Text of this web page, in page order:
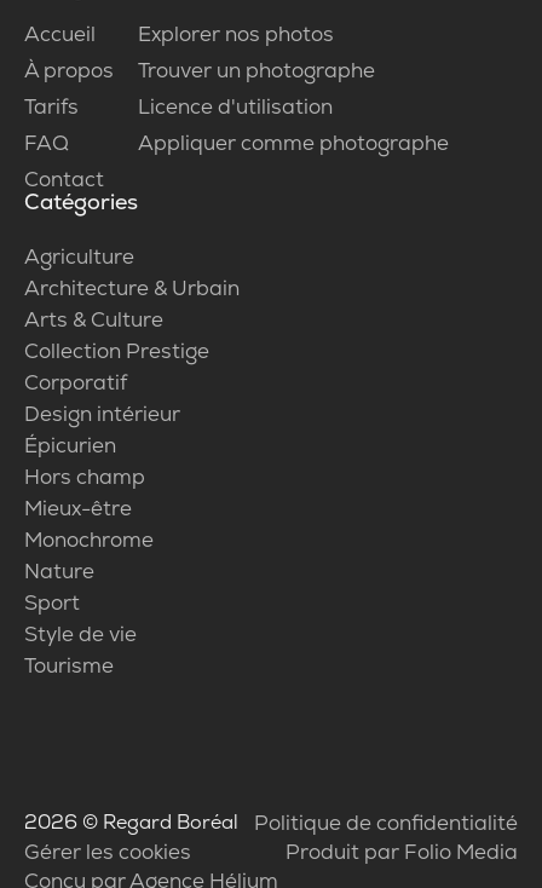
Accueil
À propos
Tarifs
FAQ
Contact
Explorer nos photos
Trouver un photographe
Licence d'utilisation
Appliquer comme photographe
Catégories
Agriculture
Architecture & Urbain
Arts & Culture
Collection Prestige
Corporatif
Design intérieur
Épicurien
Hors champ
Mieux-être
Monochrome
Nature
Sport
Style de vie
Tourisme
2026 © Regard Boréal
Politique de confidentialité
Gérer les cookies
Produit par Folio Media
Conçu par Agence Hélium